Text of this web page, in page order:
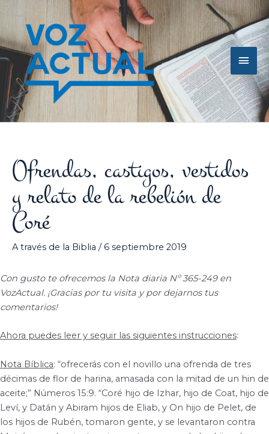
contenido
Ofrendas, castigos, vestidos
y relato de la rebelión de
Coré
A través de la Biblia / 6 septiembre 2019
Con gusto te ofrecemos la Nota diaria Nº 365-249 en
VozActual. ¡Gracias por tu visita y por dejarnos tus
comentarios!
Ahora puedes leer y seguir las siguientes instrucciones:
Nota Bíblica: “ofrecerás con el novillo una ofrenda de tres
décimas de flor de harina, amasada con la mitad de un hin de
aceite;” Números 15:9. “Coré hijo de Izhar, hijo de Coat, hijo de
Leví, y Datán y Abiram hijos de Eliab, y On hijo de Pelet, de
los hijos de Rubén, tomaron gente, y se levantaron contra